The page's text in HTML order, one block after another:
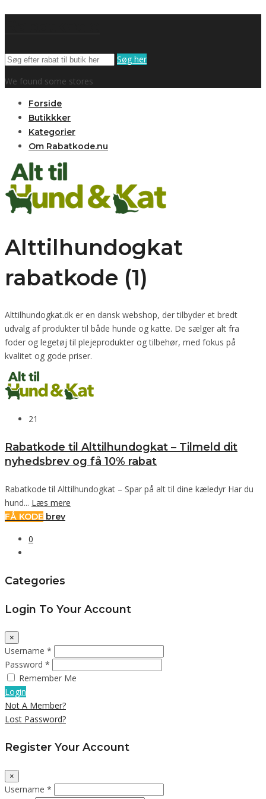
Søg her
We found some stores
Forside
Butikkker
Kategorier
Om Rabatkode.nu
Alttilhundogkat
rabatkode (1)
Alttilhundogkat.dk er en dansk webshop, der tilbyder et bredt
udvalg af produkter til både hunde og katte. De sælger alt fra
foder og legetøj til plejeprodukter og tilbehør, med fokus på
kvalitet og gode priser.
21
Rabatkode til Alttilhundogkat – Tilmeld dit
nyhedsbrev og få 10% rabat
Rabatkode til Alttilhundogkat – Spar på alt til dine kæledyr Har du
hund... Læs mere
FÅ KODE brev
0
Categories
Login To Your Account
×
Username *
Password *
Remember Me
Login
Not A Member?
Lost Password?
Register Your Account
×
Username *